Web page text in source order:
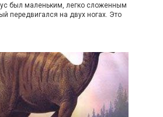
был маленьким, легко сложенным
передвигался на двух ногах. Это